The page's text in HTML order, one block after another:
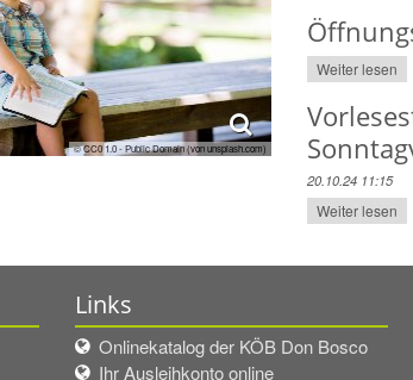
© CC0 1.0 - Public Domain (von unsplash.com)
Weiter lesen
20.10.24 11:15
Weiter lesen
Links
Onlinekatalog der KÖB Don Bosco
Ihr Ausleihkonto online